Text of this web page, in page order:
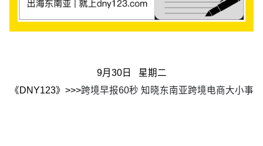
9月30日 星期二
《DNY123》>>>跨境早报60秒 知晓东南亚跨境电商大小事